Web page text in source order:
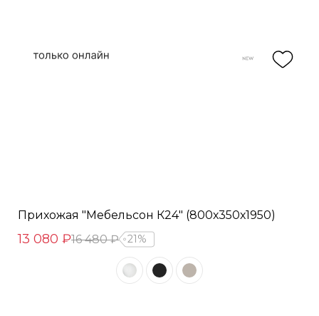
Прихожая "Мебельсон К24" (800х350х1950)
13 080 ₽16 480 ₽ 21%